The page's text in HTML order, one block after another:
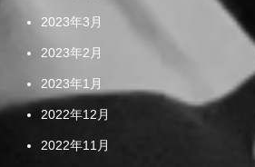
2023年3月
2023年2月
2023年1月
2022年12月
2022年11月